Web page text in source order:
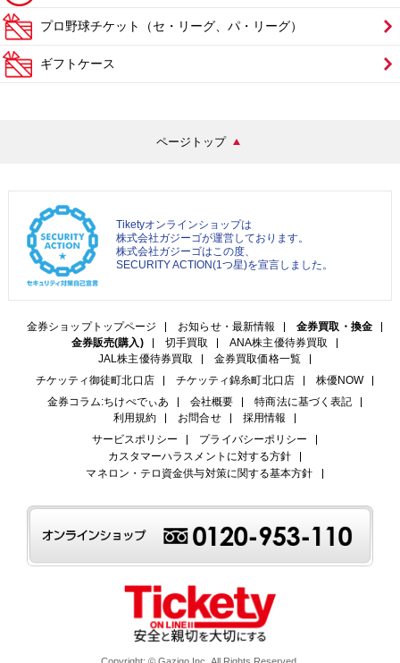
プロ野球チケット（セ・リーグ、パ・リーグ）
ギフトケース
ページトップ
Tiketyオンラインショップは
株式会社ガジーゴが運営しております。
株式会社ガジーゴはこの度、
SECURITY ACTION(1つ星)を宣言しました。
金券ショップトップページ お知らせ・最新情報
金券買取・換金
金券販売(購入)
切手買取
ANA株主優待券買取
JAL株主優待券買取
金券買取価格一覧
チケッティ御徒町北口店
チケッティ錦糸町北口店
株優NOW
金券コラム:ちけぺでぃあ
会社概要
特商法に基づく表記
利用規約
お問合せ
採用情報
サービスポリシー
プライバシーポリシー
カスタマーハラスメントに対する方針
マネロン・テロ資金供与対策に関する基本方針